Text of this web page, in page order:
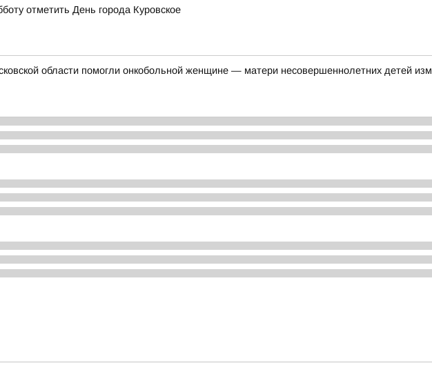
отметить День города Куровское
области помогли онкобольной женщине — матери несовершеннолетних детей